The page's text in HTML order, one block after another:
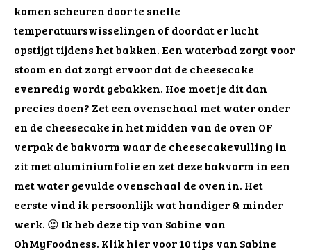
komen scheuren door te snelle
temperatuurswisselingen of doordat er lucht
opstijgt tijdens het bakken. Een waterbad zorgt voor
stoom en dat zorgt ervoor dat de cheesecake
evenredig wordt gebakken. Hoe moet je dit dan
precies doen? Zet een ovenschaal met water onder
en de cheesecake in het midden van de oven OF
verpak de bakvorm waar de cheesecakevulling in
zit met aluminiumfolie en zet deze bakvorm in een
met water gevulde ovenschaal de oven in. Het
eerste vind ik persoonlijk wat handiger & minder
werk. 😉 Ik heb deze tip van Sabine van
OhMyFoodness. Klik hiervoor 10 tips van Sabine